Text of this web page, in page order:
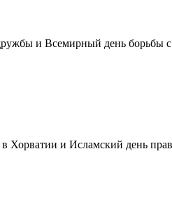
и Всемирный день борьбы
в Хорватии и Исламский день